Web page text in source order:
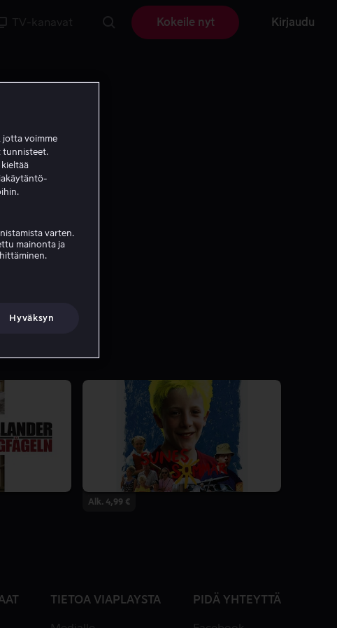
TV-kanavat Kokeile nyt Kirjaudu
Alk. 4,99 €
TIETOA VIAPLAYSTA PIDÄ YHTEYTTÄ
jotta voimme
tunnisteet.
varten.
mainonta ja
Hyväksyn